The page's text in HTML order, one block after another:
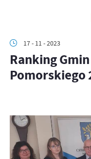
17 - 11 - 2023
Ranking
Pomorskiego